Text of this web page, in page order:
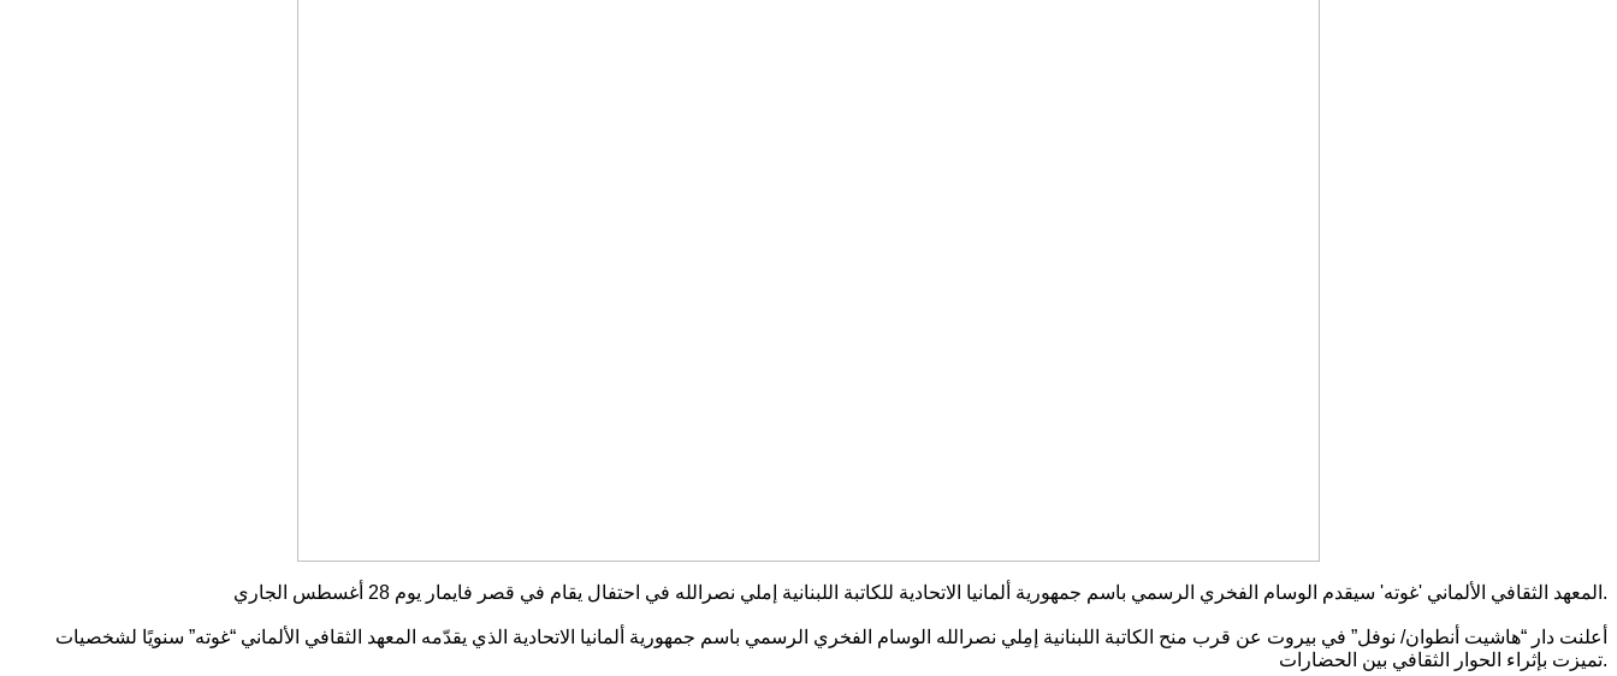
المعهد الثقافي الألماني 'غوته' سيقدم الوسام الفخري الرسمي باسم جمهورية ألمانيا الاتحادية للكاتبة اللبنانية إملي نصرالله في احتفال يقام في قصر فايمار يوم 28 أغسطس الجاري.
أعلنت دار “هاشيت أنطوان/ نوفل” في بيروت عن قرب منح الكاتبة اللبنانية إمِلي نصرالله الوسام الفخري الرسمي باسم جمهورية ألمانيا الاتحادية الذي يقدّمه المعهد الثقافي الألماني “غوته” سنويًا لشخصيات
تميزت بإثراء الحوار الثقافي بين الحضارات.